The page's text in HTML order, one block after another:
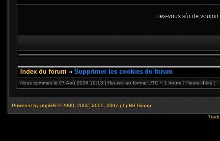
Etes-vous sûr de
Index du forum » Supprimer les cookies du forum
Nous sommes le 07 Aoû 2026 19:13 | Heures au format UTC + 1 heure [ Heure d’été ]
Powered by phpBB © 2000, 2002, 2005, 2007 phpBB Group